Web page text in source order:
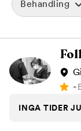
Behandling
-
INGA TIDER